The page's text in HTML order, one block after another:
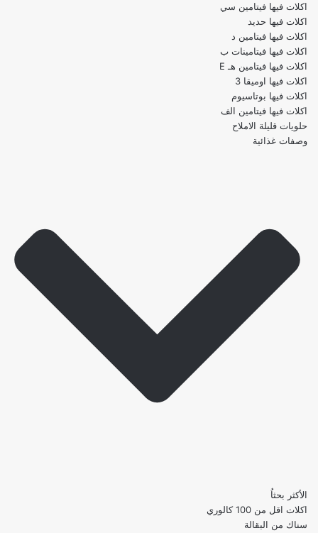
اكلات فيها فيتامين سي
اكلات فيها حديد
اكلات فيها فيتامين د
اكلات فيها فيتامينات ب
اكلات فيها فيتامين هـ E
اكلات فيها اوميقا 3
اكلات فيها بوتاسيوم
اكلات فيها فيتامين الف
حلويات قليلة الاملاح
وصفات غذائية
الأكثر بحثاُ
اكلات اقل من 100 كالوري